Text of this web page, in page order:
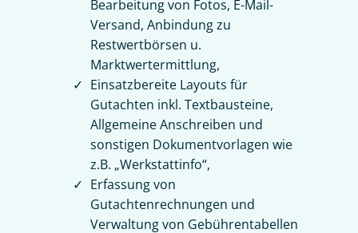
Bearbeitung von Fotos, E-Mail-
Versand, Anbindung zu
Restwertbörsen u.
Marktwertermittlung,
Einsatzbereite Layouts für
Gutachten inkl. Textbausteine,
Allgemeine Anschreiben und
sonstigen Dokumentvorlagen wie
z.B. „Werkstattinfo“,
Erfassung von
Gutachtenrechnungen und
Verwaltung von Gebührentabellen